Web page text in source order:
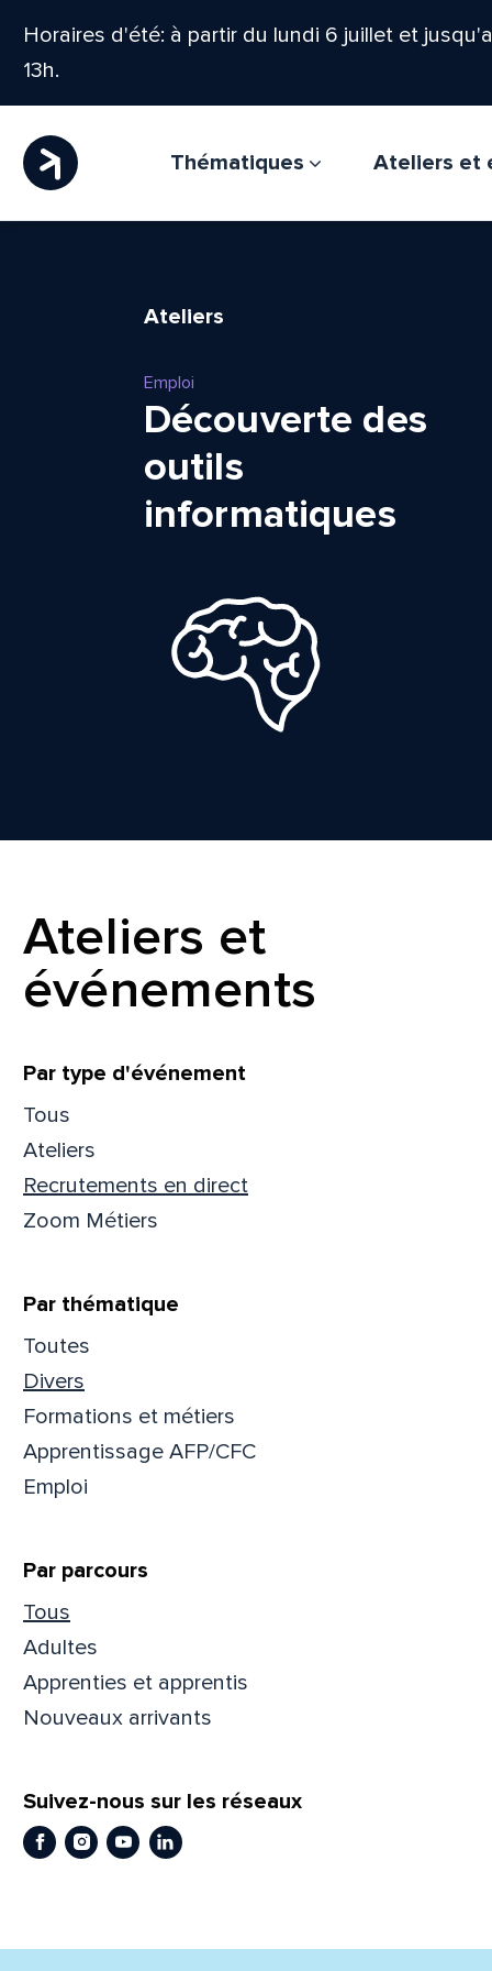
Horaires d'été: à partir du lundi 6 juillet et
13h.
Thématiques Ateliers et
Ateliers
Emploi
Découverte des
outils
informatiques
Ateliers et
événements
Filtrer
Par type d'événement
Tous
Ateliers
Recrutements en direct
Zoom Métiers
Par thématique
Toutes
Divers
Formations et métiers
Apprentissage AFP/CFC
Emploi
Par parcours
Tous
Adultes
Apprenties et apprentis
Nouveaux arrivants
Suivez-nous sur les réseaux
Facebook
Instagram
YoutubeLinkedIn